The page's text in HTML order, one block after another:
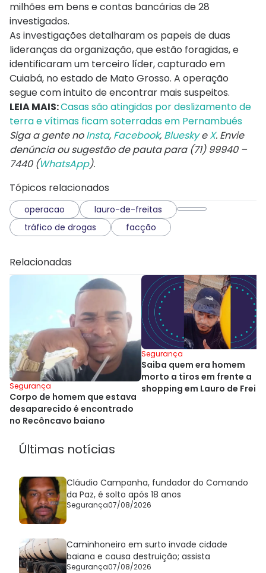
milhões em bens e contas bancárias de 28
investigados.
As investigações detalharam os papeis de duas
lideranças da organização, que estão foragidas, e
identificaram um terceiro líder, capturado em
Cuiabá, no estado de Mato Grosso. A operação
segue com intuito de encontrar mais suspeitos.
LEIA MAIS:Casas são atingidas por deslizamento de
terra e vítimas ficam soterradas em Pernambués
Siga a gente noInsta, Facebook, BlueskyeX. Envie
denúncia ou sugestão de pauta para (71) 99940 –
7440 (WhatsApp).
Tópicos relacionados
operacao
lauro-de-freitas
tráfico de drogas
facção
Relacionadas
Segurança
Corpo de homem que estava
desaparecido é encontrado
no Recôncavo baiano
Segurança
Saiba quem era homem
morto a tiros em frente a
shopping em Lauro de
Últimas notícias
Cláudio Campanha, fundador do Comando
da Paz, é solto após 18 anos
Segurança07/08/2026
Caminhoneiro em surto invade cidade
baiana e causa destruição; assista
Segurança07/08/2026